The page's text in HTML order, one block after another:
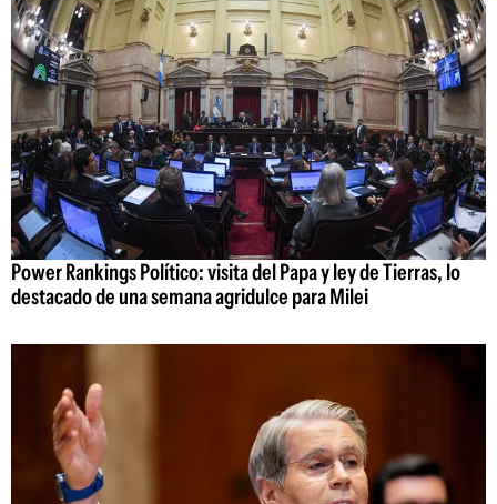
Power Rankings Político: visita del Papa y ley de Tierras, lo
destacado de una semana agridulce para Milei